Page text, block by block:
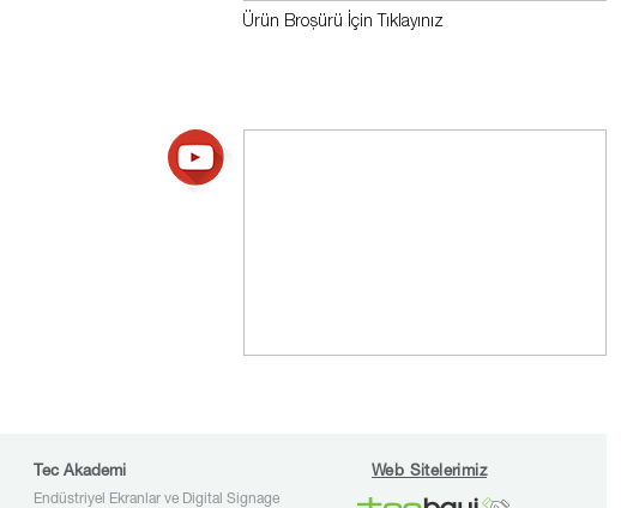
Ürün Broşürü İçin Tıklayınız
Tec Akademi
Endüstriyel Ekranlar ve Digital Signage
Web Sitelerimiz